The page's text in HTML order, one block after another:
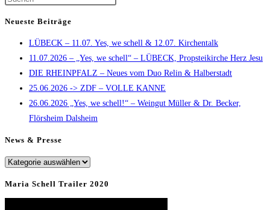
close
the
search
panel.
Neueste Beiträge
LÜBECK – 11.07. Yes, we schell & 12.07. Kirchentalk
11.07.2026 – „Yes, we schell“ – LÜBECK, Propsteikirche Herz Jesu
DIE RHEINPFALZ – Neues vom Duo Relin & Halberstadt
25.06.2026 -> ZDF – VOLLE KANNE
26.06.2026 „Yes, we schell!“ – Weingut Müller & Dr. Becker,
Flörsheim Dalsheim
News & Presse
News
Maria Schell Trailer 2020